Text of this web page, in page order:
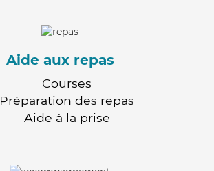
Aide aux repas
Courses
Préparation des repas
Aide à la prise